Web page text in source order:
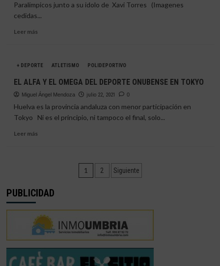
Juegos
Olímpicos
Paralímpicos junto a su idolo de Xavi Torres (Imagenes
cedidas...
Leer másLeer
SÁNCHEZ
«SI
CONSIGO
MEDALLA
EN
ME
+ DEPORTE ATLETISMO POLIDEPORTIVO
EL ALFA Y EL OMEGA DEL DEPORTE ONUBENSE EN TOKYO
Miguel Ángel Mendoza julio 22, 2021 0
Huelva es la provincia andaluza con menor participación en
Tokyo Ni es el principio, ni tampoco el final, solo...
Leer másLeer
EL
OMEGA
DEPORTE
ONUBENSE
EN
Paginación
1 2 Siguiente
PUBLICIDAD